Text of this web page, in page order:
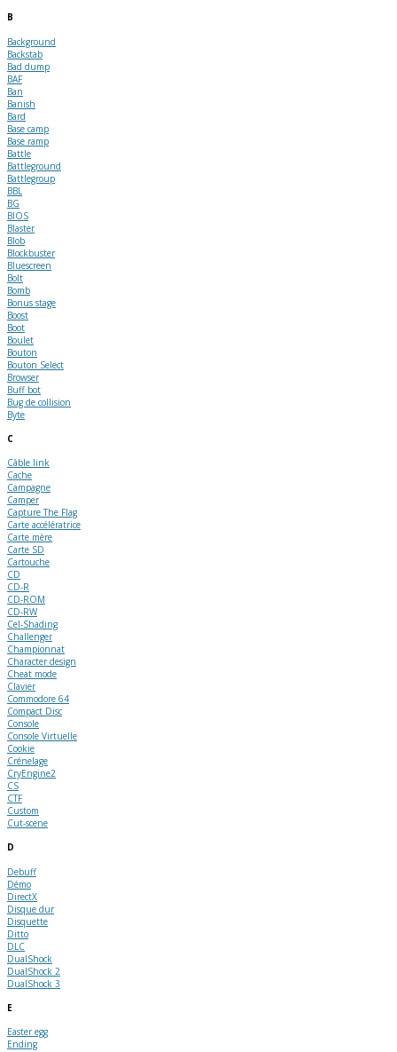
B
Background
Backstab
Bad dump
BAF
Ban
Banish
Bard
Base camp
Base ramp
Battle
Battleground
Battlegroup
BBL
BG
BIOS
Blaster
Blob
Blockbuster
Bluescreen
Bolt
Bomb
Bonus stage
Boost
Boot
Boulet
Bouton
Bouton Select
Browser
Buff bot
Bug de collision
Byte
C
Câble link
Cache
Campagne
Camper
Capture The Flag
Carte accélératrice
Carte mère
Carte SD
Cartouche
CD
CD-R
CD-ROM
CD-RW
Cel-Shading
Challenger
Championnat
Character design
Cheat mode
Clavier
Commodore 64
Compact Disc
Console
Console Virtuelle
Cookie
Crénelage
CryEngine2
CS
CTF
Custom
Cut-scene
D
Debuff
Démo
DirectX
Disque dur
Disquette
Ditto
DLC
DualShock
DualShock 2
DualShock 3
E
Easter egg
Ending